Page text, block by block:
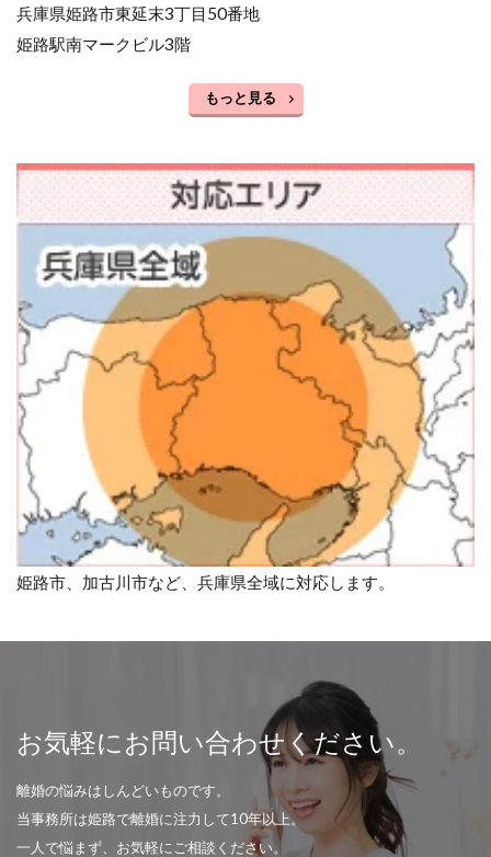
兵庫県姫路市東延末3丁目50番地
姫路駅南マークビル3階
もっと見る
姫路市、加古川市など、兵庫県全域に対応します。
お気軽にお問い合わせください。
離婚の悩みはしんどいものです。
当事務所は姫路で離婚に注力して10年以上。
一人で悩まず、お気軽にご相談ください。